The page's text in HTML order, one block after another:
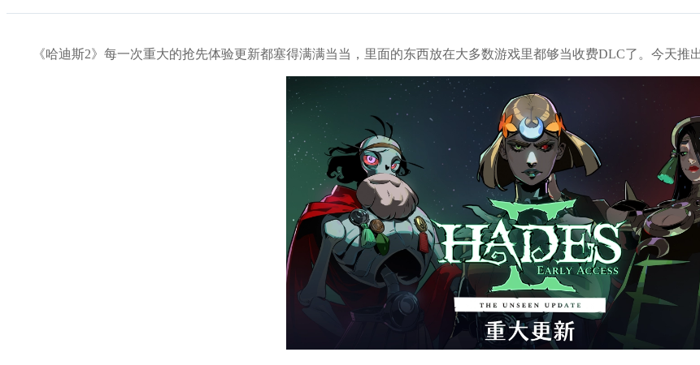
《哈迪斯2》每一次重大的抢先体验更新都塞得满满当当，里面的东西放在大多数游戏里都够当收费DLC了。今天推